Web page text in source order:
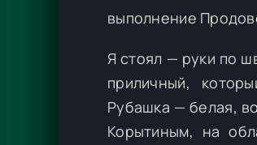
выполнение
Я стоял — руки по
приличный,
Рубашка — белая,
Корытиным, на